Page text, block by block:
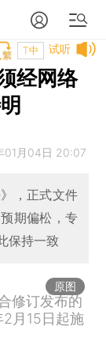
试听
T中
经网络
01月04日 20:07
，正式文件
期偏松，专
保持一致
原图
修订发布的
2月15日起施